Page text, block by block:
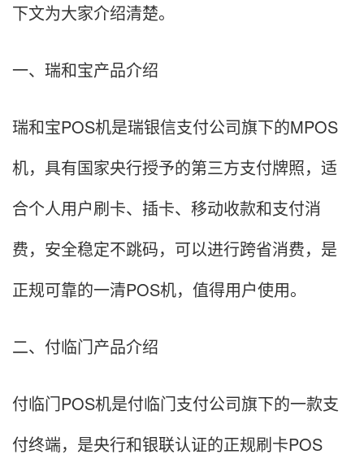
下文为大家介绍清楚。
一、瑞和宝产品介绍
瑞和宝POS机是瑞银信支付公司旗下的MPOS
机，具有国家央行授予的第三方支付牌照，适
合个人用户刷卡、插卡、移动收款和支付消
费，安全稳定不跳码，可以进行跨省消费，是
正规可靠的一清POS机，值得用户使用。
二、付临门产品介绍
付临门POS机是付临门支付公司旗下的一款支
付终端，是央行和银联认证的正规刷卡POS